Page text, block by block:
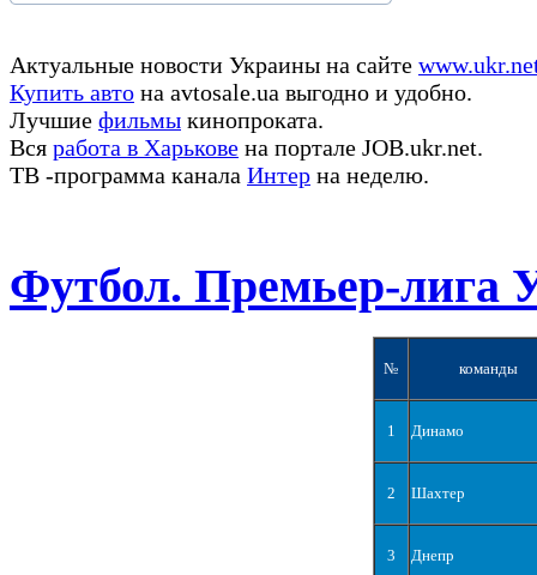
Актуальные новости Украины на сайте
Купить авто на avtosale.ua выгодно и удобно.
Лучшие фильмы кинопроката.
Вся работа в Харькове на портале JOB.ukr.net.
ТВ -программа канала Интер на неделю.
Футбол. Премьер-лига
№ команды
1 Динамо
2 Шахтер
3 Днепр